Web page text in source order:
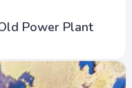
Power Plant